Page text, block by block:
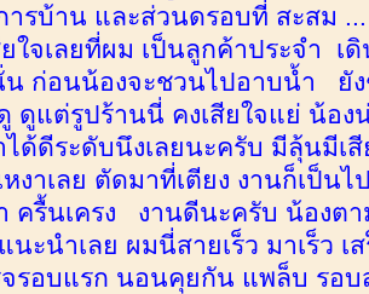
รบ้าน และส่วนดรอบที่ สะสม ...
ใจเลยที่ผม เป็นลูกค้าประจำ เ
ก่อนน้องจะชวนไปอาบน้ำ ยัง
แต่รูปร้านนี่ คงเสียใจแย่ น้องน่
ด้ดีระดับนึงเลยนะครับ มีลุ้นมี
หงาเลย ตัดมาที่เตียง งานก็เป็
ครื้นเครง งานดีนะครับ น้องต
นำเลย ผมนี่สายเร็ว มาเร็ว เ
จรอบแรก นอนคุยกัน แพล็บ รอ